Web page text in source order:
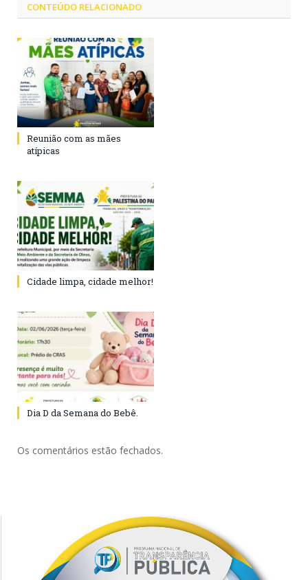
CONTEÚDO RELACIONADO
Reunião com as mães
atípicas
Cidade limpa, cidade melhor!
Dia D da Semana do Bebê.
Os comentários estão fechados.